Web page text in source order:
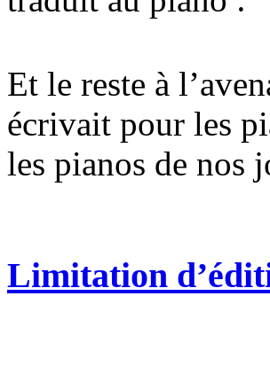
Et le reste à
écrivait pour les
les pianos de nos
Limitation